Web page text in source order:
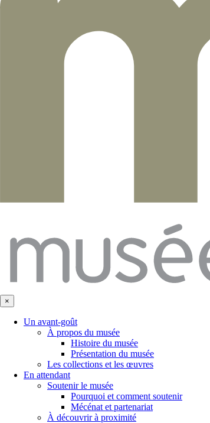
×
Un avant-goût
À propos du musée
Histoire du musée
Présentation du musée
Les collections et les œuvres
En attendant
Soutenir le musée
Pourquoi et comment soutenir
Mécénat et partenariat
À découvrir à proximité